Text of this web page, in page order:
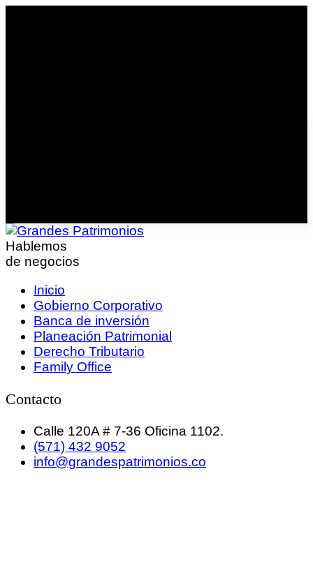
Hablemos
de negocios
Inicio
Gobierno Corporativo
Banca de inversión
Planeación Patrimonial
Derecho Tributario
Family Office
Contacto
Calle 120A # 7-36 Oficina 1102.
(571) 432 9052
info@grandespatrimonios.co